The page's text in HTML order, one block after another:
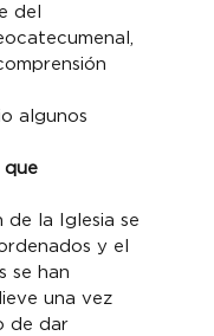
del
algunos
que
de la Iglesia se
y el
se han
una vez
de dar